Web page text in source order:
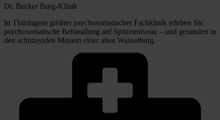
Dr. Becker Burg-Klinik
In Thüringens größter psychosomatischer Fachklinik erleben Sie
psychosomatische Behandlung auf Spitzenniveau – und gesunden in
den schützenden Mauern einer alten Wasserburg.